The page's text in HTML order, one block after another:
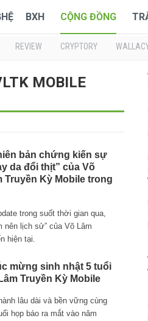
BXH CỘNG ĐỒNG
REVIEW CRYPTORY
MOBILE
bản chứng kiến sự
da đổi thịt” của Võ
Truyền Kỳ Mobile trong
trong suốt thời gian qua,
nên lịch sử” của Võ Lâm
hiện tại.
mừng sinh nhật 5 tuổi
Truyền Kỳ Mobile
lâu dài và bền vững cùng
họp báo ra mắt vào năm